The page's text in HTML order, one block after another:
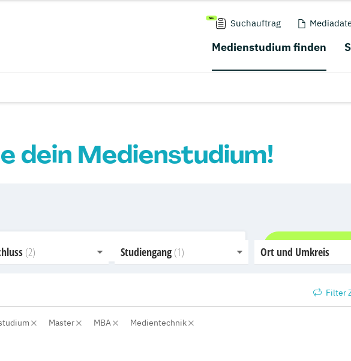
Suchauftrag
Medienstudium finden
dein Medienstudium!
Jetzt
Filter
Master MBA Medientechnik
Studiengang Ort und Umkreis